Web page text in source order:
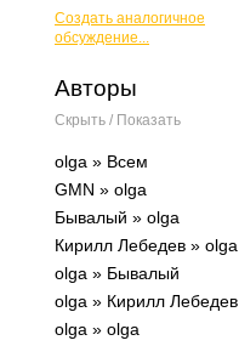
Создать аналогичное
обсуждение...
Авторы
Скрыть / Показать
olga » Всем
GMN » olga
Бывалый » olga
Кирилл Лебедев » olga
olga » Бывалый
olga » Кирилл Лебедев
olga » olga